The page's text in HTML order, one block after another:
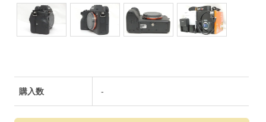
購入数 -